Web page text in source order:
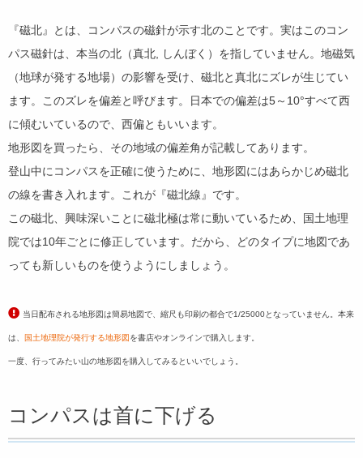
『磁北』とは、コンパスの磁針が示す北のことです。実はこのコン
パス磁針は、本当の北（真北, しんぼく）を指していません。地磁気
（地球が発する地場）の影響を受け、磁北と真北にズレが生じてい
ます。このズレを偏差と呼びます。日本での偏差は5～10°すべて西
に傾むいているので、西偏ともいいます。
地形図を買ったら、その地域の偏差角が記載してあります。
登山中にコンパスを正確に使うために、地形図にはあらかじめ磁北
の線を書き入れます。これが『磁北線』です。
この磁北、興味深いことに磁北極は常に動いているため、国土地理
院では10年ごとに修正しています。だから、どのタイプに地図であ
っても新しいものを使うようにしましょう。
当日配布される地形図は簡易地図で、縮尺も印刷の都合で1/25000となっていません。本来
は、 国土地理院が発行する地形図 を書店やオンラインで購入します。
一度、行ってみたい山の地形図を購入してみるといいでしょう。
コンパスは首に下げる